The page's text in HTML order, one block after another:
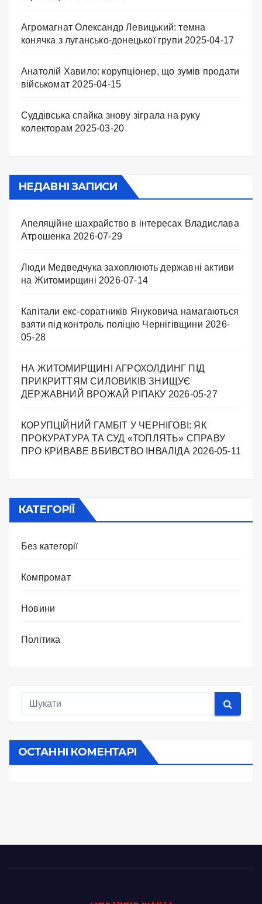
Агромагнат Олександр Левицький: темна
конячка з лугансько-донецької групи 2025-04-17
Анатолій Хавило: корупціонер, що зумів продати
військомат 2025-04-15
Суддівська спайка знову зіграла на руку
колекторам 2025-03-20
НЕДАВНІ ЗАПИСИ
Апеляційне шахрайство в інтересах Владислава
Атрошенка 2026-07-29
Люди Медведчука захоплюють державні активи
на Житомирщині 2026-07-14
Капітали екс-соратників Януковича намагаються
взяти під контроль поліцію Чернігівщини 2026-
05-28
НА ЖИТОМИРЩИНІ АГРОХОЛДИНГ ПІД
ПРИКРИТТЯМ СИЛОВИКІВ ЗНИЩУЄ
ДЕРЖАВНИЙ ВРОЖАЙ РІПАКУ ​ 2026-05-27
КОРУПЦІЙНИЙ ГАМБІТ У ЧЕРНІГОВІ: ЯК
ПРОКУРАТУРА ТА СУД «ТОПЛЯТЬ» СПРАВУ
ПРО КРИВАВЕ ВБИВСТВО ІНВАЛІДА 2026-05-11
КАТЕГОРІЇ
Без категорії
Компромат
Новини
Політика
ОСТАННІ КОМЕНТАРІ